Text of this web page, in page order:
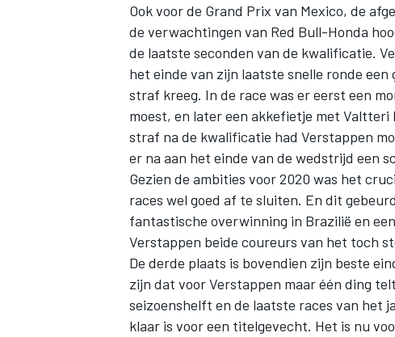
MEER RACEKLASSEN
Ook voor de Grand Prix van Mexico, de
de verwachtingen van Red Bull-Honda
de laatste seconden van de kwalificatie.
het einde van zijn laatste snelle ronde
straf kreeg. In de race was er eerst een
moest, en later een akkefietje met
straf na de kwalificatie had Verstappen
er na aan het einde van de wedstrijd een
Gezien de ambities voor 2020 was het
races wel goed af te sluiten. En dit
fantastische overwinning in Brazilië en
Verstappen beide coureurs van het toch
De derde plaats is bovendien zijn beste
zijn dat voor Verstappen maar één ding
seizoenshelft en de laatste races van het
klaar is voor een titelgevecht. Het is nu